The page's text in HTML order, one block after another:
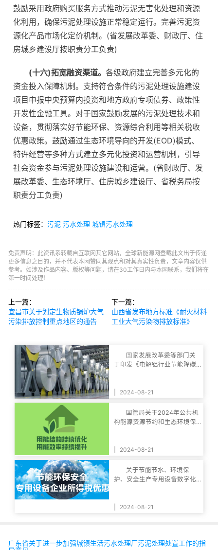
鼓励采用政府购买服务方式推动污泥无害化处理和资源
化利用，确保污泥处理设施正常稳定运行。完善污泥资
源化产品市场化定价机制。(省发展改革委、财政厅、住
房城乡建设厅按职责分工负责)
(十六)拓宽融资渠道。 各级政府建立完善多元化的
资金投入保障机制。支持符合条件的污泥处理设施建设
项目申报中央预算内投资和地方政府专项债券、政策性
开发性金融工具。对于国家鼓励发展的污泥处理技术和
设备，贯彻落实好节能环保、资源综合利用等相关税收
优惠政策。鼓励通过生态环境导向的开发(EOD)模式、
特许经营等多种方式建立多元化投资和运营机制，引导
社会资金参与污泥处理设施建设和运营。(省财政厅、发
展改革委、生态环境厅、住房城乡建设厅、省税务局按
职责分工负责)
热门标签： 污泥 污水处理 城镇污水处理
免责声明：此资讯系转载自互联网其它网站，全球新能源网登载此文出于传递
更多信息之目的，并不代表本网赞同其观点和对其真实性负责，文章内容仅供
参考。如涉及作品内容、版权等问题，请在30工作日内与本网联系，我们将在
第一时间处理！
上一篇：
宜昌市关于划定生物质锅炉大气
污染排放控制重点地区的通告
下一篇：
山西省发布地方标准《耐火材料
工业大气污染物排放标准》
国家发展改革委等部门关
于印发《电解铝行业节能降碳
2024-08-21
国管局关于2024年公共机
构能源资源节约和生态环境保
2024-08-21
关于节能节水、环境保
护、安全生产专用设备数字化
2024-08-21
广东省关于进一步加强城镇生活污水处理厂污泥处理处置工作的指